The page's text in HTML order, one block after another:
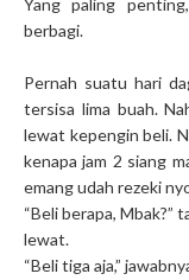
berbagi.
Pernah suatu hari
tersisa lima buah.
lewat kepengin beli.
kenapa jam 2 siang
emang udah rezeki
“Beli berapa, Mbak?”
lewat.
“Beli tiga aja,”